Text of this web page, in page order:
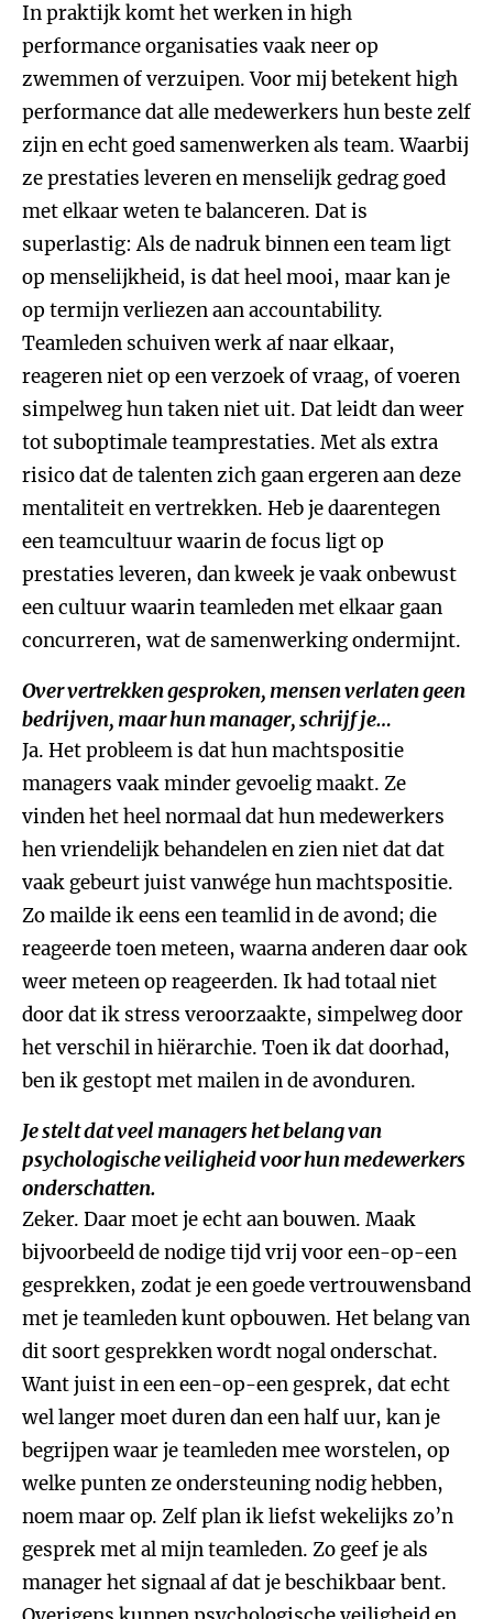
In praktijk komt het werken in high
performance organisaties vaak neer op
zwemmen of verzuipen. Voor mij betekent high
performance dat alle medewerkers hun beste zelf
zijn en echt goed samenwerken als team. Waarbij
ze prestaties leveren en menselijk gedrag goed
met elkaar weten te balanceren. Dat is
superlastig: Als de nadruk binnen een team ligt
op menselijkheid, is dat heel mooi, maar kan je
op termijn verliezen aan accountability.
Teamleden schuiven werk af naar elkaar,
reageren niet op een verzoek of vraag, of voeren
simpelweg hun taken niet uit. Dat leidt dan weer
tot suboptimale teamprestaties. Met als extra
risico dat de talenten zich gaan ergeren aan deze
mentaliteit en vertrekken. Heb je daarentegen
een teamcultuur waarin de focus ligt op
prestaties leveren, dan kweek je vaak onbewust
een cultuur waarin teamleden met elkaar gaan
concurreren, wat de samenwerking ondermijnt.
Over vertrekken gesproken, mensen verlaten geen
bedrijven, maar hun manager, schrijf je…
Ja. Het probleem is dat hun machtspositie
managers vaak minder gevoelig maakt. Ze
vinden het heel normaal dat hun medewerkers
hen vriendelijk behandelen en zien niet dat dat
vaak gebeurt juist vanwége hun machtspositie.
Zo mailde ik eens een teamlid in de avond; die
reageerde toen meteen, waarna anderen daar ook
weer meteen op reageerden. Ik had totaal niet
door dat ik stress veroorzaakte, simpelweg door
het verschil in hiërarchie. Toen ik dat doorhad,
ben ik gestopt met mailen in de avonduren.
Je stelt dat veel managers het belang van
psychologische veiligheid voor hun medewerkers
onderschatten.
Zeker. Daar moet je echt aan bouwen. Maak
bijvoorbeeld de nodige tijd vrij voor een-op-een
gesprekken, zodat je een goede vertrouwensband
met je teamleden kunt opbouwen. Het belang van
dit soort gesprekken wordt nogal onderschat.
Want juist in een een-op-een gesprek, dat echt
wel langer moet duren dan een half uur, kan je
begrijpen waar je teamleden mee worstelen, op
welke punten ze ondersteuning nodig hebben,
noem maar op. Zelf plan ik liefst wekelijks zo’n
gesprek met al mijn teamleden. Zo geef je als
manager het signaal af dat je beschikbaar bent.